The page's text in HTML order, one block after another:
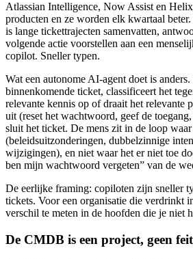
Atlassian Intelligence, Now Assist en
producten en ze worden elk kwartaal
is lange tickettrajecten samenvatten,
volgende actie voorstellen aan een
copilot. Sneller typen.
Wat een autonome AI-agent doet is
binnenkomende ticket, classificeert het
relevante kennis op of draait het relevante
uit (reset het wachtwoord, geef de
sluit het ticket. De mens zit in de loop
(beleidsuitzonderingen, dubbelzinnige
wijzigingen), en niet waar het er niet toe
ben mijn wachtwoord vergeten” van de
De eerlijke framing: copiloten zijn sneller
tickets. Voor een organisatie die verdrinkt
verschil te meten in de hoofden die je niet
De CMDB is een project, geen feit